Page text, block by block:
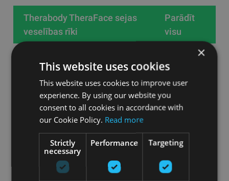
Therabody TheraFace sejas
veselības rīki
Parādīt
visu
THERAFACE MASK GLO MASKA SEJAS ĀDAS
×
This website uses cookies
This website uses cookies to improve user
experience. By using our website you
consent to all cookies in accordance with
our Cookie Policy. Read more
Strictly
necessary
Performance Targeting